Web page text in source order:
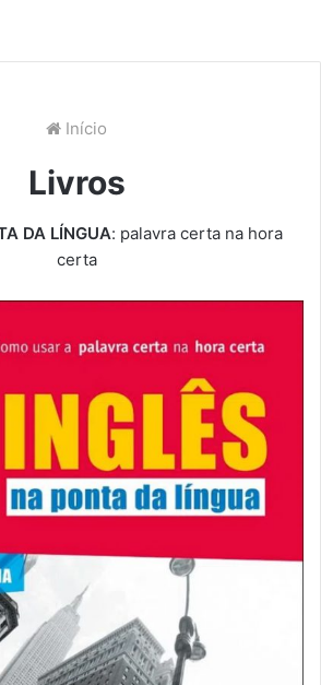
Início
Livros
DA LÍNGUA: palavra certa na hora
certa